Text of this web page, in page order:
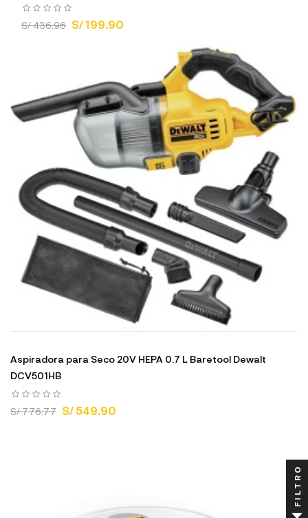
S/ 436.96 S/ 199.90
Aspiradora para Seco 20V HEPA 0.7 L Baretool Dewalt
DCV501HB
S/ 776.77 S/ 549.90
FILTRO